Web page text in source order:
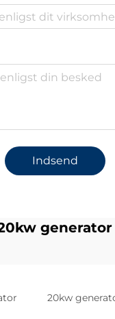
Indsend
generator
20kw